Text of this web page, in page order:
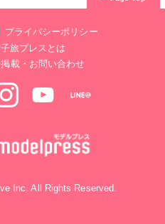
プライバシーポリシー
旅プレスとは
載・お問い合わせ
Inc. All Rights Reserved.